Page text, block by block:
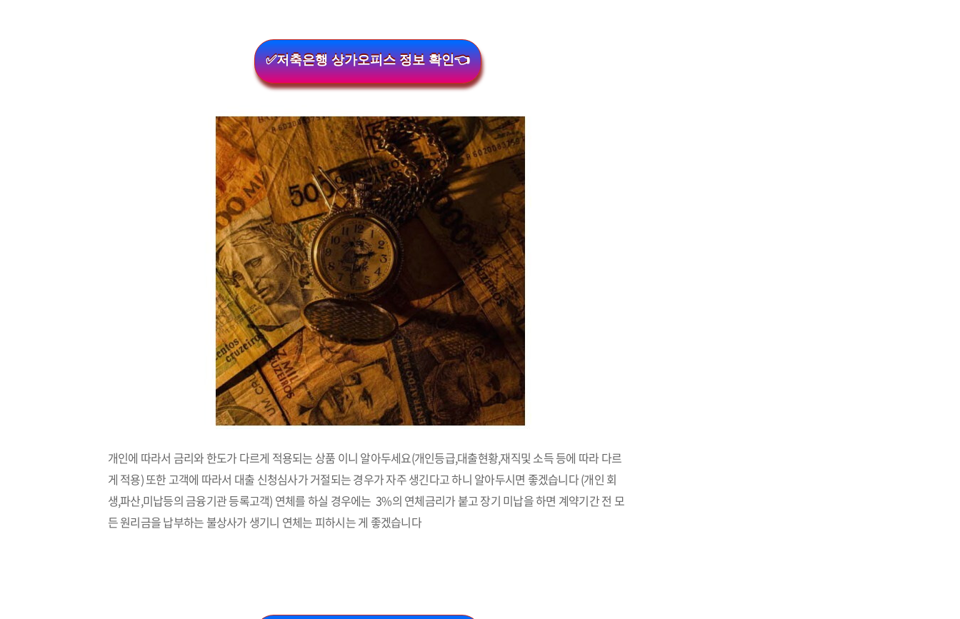
✅저축은행 상가오피스 정보 확인👈
개인에 따라서 금리와 한도가 다르게 적용되는 상품 이니 알아두세요(개인등급,대출현황,재직및 소득 등에 따라 다르
게 적용) 또한 고객에 따라서 대출 신청심사가 거절되는 경우가 자주 생긴다고 하니 알아두시면 좋겠습니다 (개인 회
생,파산,미납등의 금융기관 등록고객) 연체를 하실 경우에는 3%의 연체금리가 붙고 장기 미납을 하면 계약기간 전 모
든 원리금을 납부하는 불상사가 생기니 연체는 피하시는 게 좋겠습니다